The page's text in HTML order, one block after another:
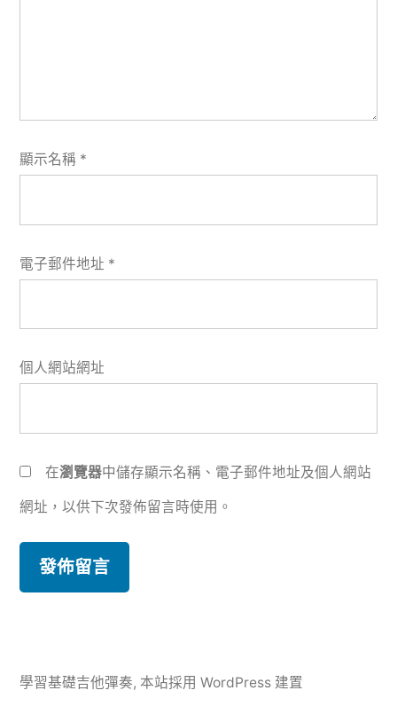
顯示名稱 *
電子郵件地址 *
個人網站網址
在瀏覽器中儲存顯示名稱、電子郵件地址及個人網站
網址，以供下次發佈留言時使用。
學習基礎吉他彈奏, 本站採用 WordPress 建置